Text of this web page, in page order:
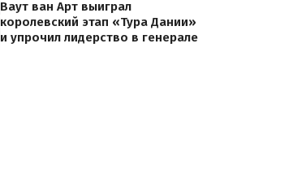
Ваут ван Арт выиграл
королевский этап «Тура Дании»
и упрочил лидерство в генерале